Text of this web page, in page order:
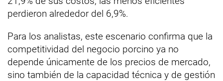
perdieron alrededor del 6,9%.
Para los analistas, este escenario confirma que la
competitividad del negocio porcino ya no
depende únicamente de los precios de mercado,
sino también de la capacidad técnica y de gestión